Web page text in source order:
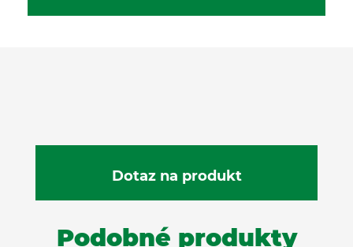
Podobné produkty